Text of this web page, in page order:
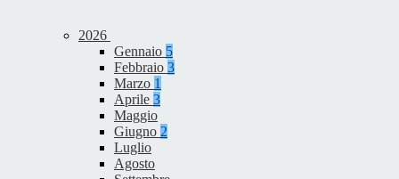
2026
Gennaio 5
Febbraio 3
Marzo 1
Aprile 3
Maggio
Giugno 2
Luglio
Agosto